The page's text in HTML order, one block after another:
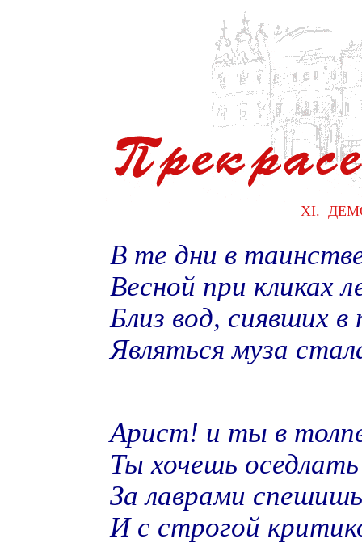
XI.
В те дни в
Весной при кликах
Близ вод, сиявших
Являться муза
Арист! и ты в
Ты хочешь
За лаврами
И с строгой